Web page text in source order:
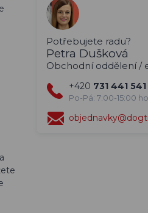
Potřebujete radu?
Petra Dušková
Obchodní oddělení /
+420 731 441 541
Po-Pá: 7:00-15:00